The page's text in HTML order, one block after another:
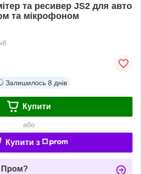
та ресивер JS2 для авто
та мікрофоном
Залишилось 8 днів
Купити
або
Купити з
Пром?